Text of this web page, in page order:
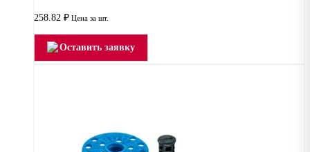
258.82 ₽ Цена за шт.
Оставить заявку